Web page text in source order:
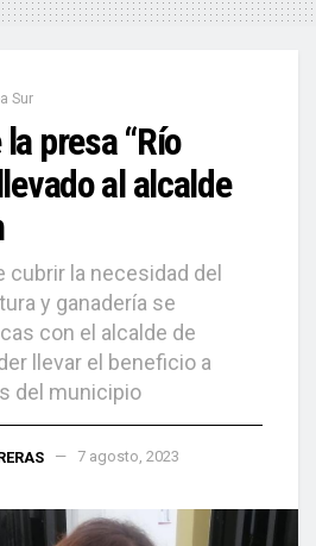
Sur
presa “Río
al alcalde
cubrir la necesidad del
y ganadería se
con el alcalde de
llevar el beneficio a
del municipio
7 agosto, 2023